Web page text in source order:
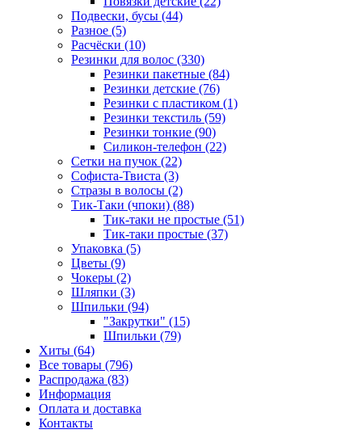
Подвески, бусы (44)
Разное (5)
Расчёски (10)
Резинки для волос (330)
Резинки пакетные (84)
Резинки детские (76)
Резинки с пластиком (1)
Резинки текстиль (59)
Резинки тонкие (90)
Силикон-телефон (22)
Сетки на пучок (22)
Софиста-Твиста (3)
Стразы в волосы (2)
Тик-Таки (чпоки) (88)
Тик-таки не простые (51)
Тик-таки простые (37)
Упаковка (5)
Цветы (9)
Чокеры (2)
Шляпки (3)
Шпильки (94)
"Закрутки" (15)
Шпильки (79)
Хиты (64)
Все товары (796)
Распродажа (83)
Информация
Оплата и доставка
Контакты